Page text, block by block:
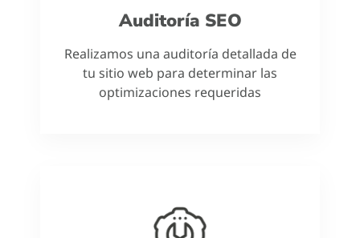
Auditoría SEO
Realizamos una auditoría detallada de
tu sitio web para determinar las
optimizaciones requeridas